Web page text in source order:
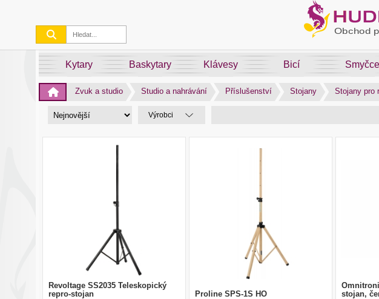
Kytary Baskytary Klávesy Bicí Smyčce
Zvuk a studio Studio a nahrávání Příslušenství Stojany Stojany pro
Výrobci
Revoltage SS2035 Teleskopický
repro-stojan
Proline SPS-1S HO
stojan,